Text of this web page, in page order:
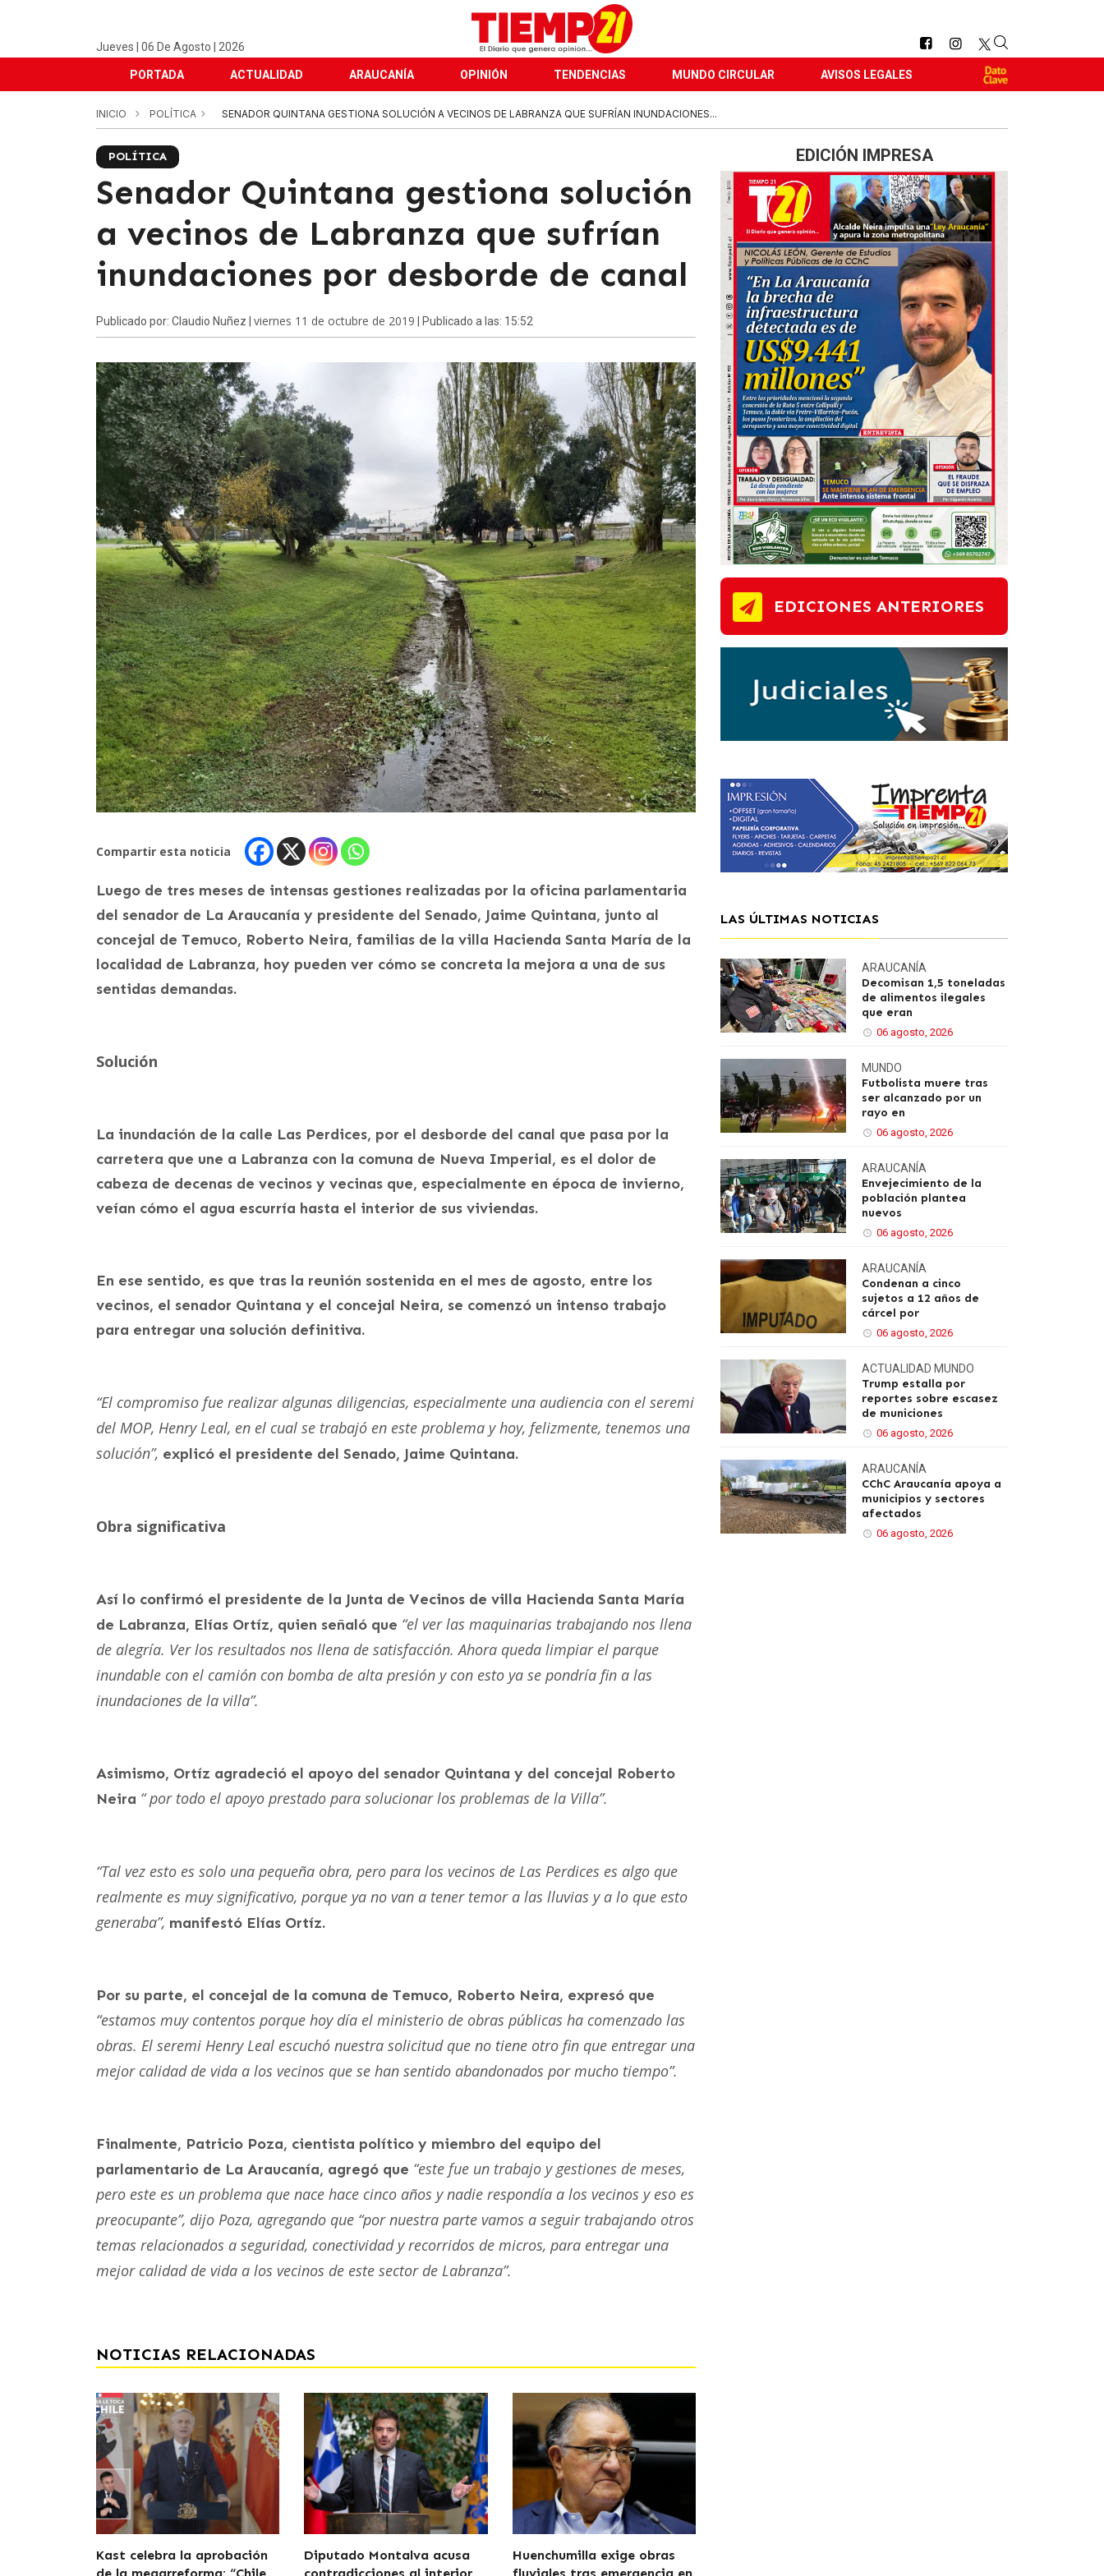
Jueves | 06 De Agosto | 2026
PORTADA ACTUALIDAD ARAUCANÍA OPINIÓN TENDENCIAS MUNDO CIRCULAR AVISOS LEGALES
INICIO POLÍTICA SENADOR QUINTANA GESTIONA SOLUCIÓN A VECINOS DE LABRANZA QUE SUFRÍAN INUNDACIONES...
POLÍTICA
Senador Quintana gestiona solución
a vecinos de Labranza que sufrían
inundaciones por desborde de canal
Publicado por: Claudio Nuñez | viernes 11 de octubre de 2019 | Publicado a las: 15:52
Compartir esta noticia
Luego de tres meses de intensas gestiones realizadas por la oficina parlamentaria
del senador de La Araucanía y presidente del Senado, Jaime Quintana, junto al
concejal de Temuco, Roberto Neira, familias de la villa Hacienda Santa María de la
localidad de Labranza, hoy pueden ver cómo se concreta la mejora a una de sus
sentidas demandas.
Solución
La inundación de la calle Las Perdices, por el desborde del canal que pasa por la
carretera que une a Labranza con la comuna de Nueva Imperial, es el dolor de
cabeza de decenas de vecinos y vecinas que, especialmente en época de invierno,
veían cómo el agua escurría hasta el interior de sus viviendas.
En ese sentido, es que tras la reunión sostenida en el mes de agosto, entre los
vecinos, el senador Quintana y el concejal Neira, se comenzó un intenso trabajo
para entregar una solución definitiva.
“El compromiso fue realizar algunas diligencias, especialmente una audiencia con el seremi
del MOP, Henry Leal, en el cual se trabajó en este problema y hoy, felizmente, tenemos una
solución”, explicó el presidente del Senado, Jaime Quintana.
Obra significativa
Así lo confirmó el presidente de la Junta de Vecinos de villa Hacienda Santa María
de Labranza, Elías Ortíz, quien señaló que “el ver las maquinarias trabajando nos llena
de alegría. Ver los resultados nos llena de satisfacción. Ahora queda limpiar el parque
inundable con el camión con bomba de alta presión y con esto ya se pondría fin a las
inundaciones de la villa”.
Asimismo, Ortíz agradeció el apoyo del senador Quintana y del concejal Roberto
Neira “ por todo el apoyo prestado para solucionar los problemas de la Villa”.
“Tal vez esto es solo una pequeña obra, pero para los vecinos de Las Perdices es algo que
realmente es muy significativo, porque ya no van a tener temor a las lluvias y a lo que esto
generaba”, manifestó Elías Ortíz.
Por su parte, el concejal de la comuna de Temuco, Roberto Neira, expresó que
“estamos muy contentos porque hoy día el ministerio de obras públicas ha comenzado las
obras. El seremi Henry Leal escuchó nuestra solicitud que no tiene otro fin que entregar una
mejor calidad de vida a los vecinos que se han sentido abandonados por mucho tiempo”.
Finalmente, Patricio Poza, cientista político y miembro del equipo del
parlamentario de La Araucanía, agregó que “este fue un trabajo y gestiones de meses,
pero este es un problema que nace hace cinco años y nadie respondía a los vecinos y eso es
preocupante”, dijo Poza, agregando que “por nuestra parte vamos a seguir trabajando otros
temas relacionados a seguridad, conectividad y recorridos de micros, para entregar una
mejor calidad de vida a los vecinos de este sector de Labranza”.
NOTICIAS RELACIONADAS
Kast celebra la aprobación
de la megarreforma: “Chile
Diputado Montalva acusa
contradicciones al interior
Huenchumilla exige obras
fluviales tras emergencia en
EDICIÓN IMPRESA
EDICIONES ANTERIORES
LAS ÚLTIMAS NOTICIAS
ARAUCANÍA
Decomisan 1,5 toneladas
de alimentos ilegales
que eran
06 agosto, 2026
MUNDO
Futbolista muere tras
ser alcanzado por un
rayo en
06 agosto, 2026
ARAUCANÍA
Envejecimiento de la
población plantea
nuevos
06 agosto, 2026
ARAUCANÍA
Condenan a cinco
sujetos a 12 años de
cárcel por
06 agosto, 2026
ACTUALIDAD MUNDO
Trump estalla por
reportes sobre escasez
de municiones
06 agosto, 2026
ARAUCANÍA
CChC Araucanía apoya a
municipios y sectores
afectados
06 agosto, 2026